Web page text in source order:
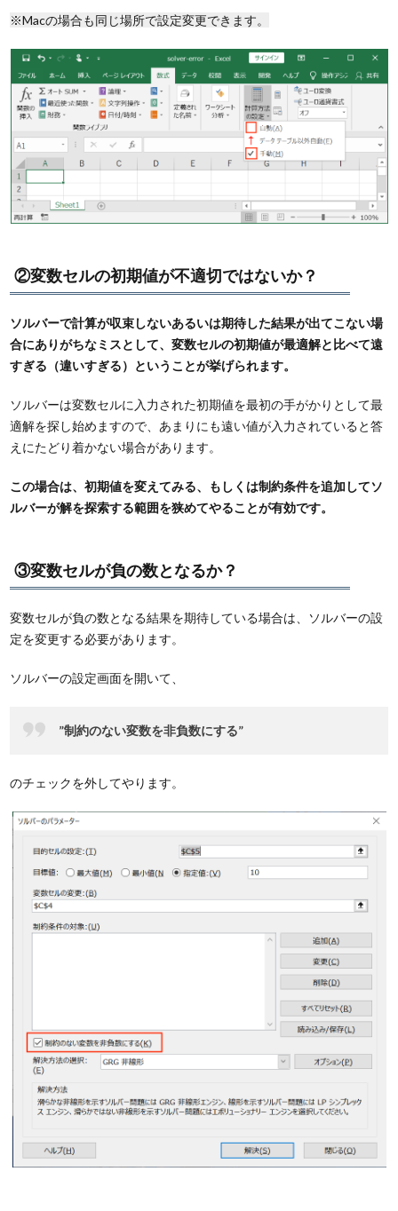
※Macの場合も同じ場所で設定変更できます。
②変数セルの初期値が不適切ではないか？
ソルバーで計算が収束しないあるいは期待した結果が出てこない場
合にありがちなミスとして、変数セルの初期値が最適解と比べて遠
すぎる（違いすぎる）ということが挙げられます。
ソルバーは変数セルに入力された初期値を最初の手がかりとして最
適解を探し始めますので、あまりにも遠い値が入力されていると答
えにたどり着かない場合があります。
この場合は、初期値を変えてみる、もしくは制約条件を追加してソ
ルバーが解を探索する範囲を狭めてやることが有効です。
③変数セルが負の数となるか？
変数セルが負の数となる結果を期待している場合は、ソルバーの設
定を変更する必要があります。
ソルバーの設定画面を開いて、
”制約のない変数を非負数にする”
のチェックを外してやります。